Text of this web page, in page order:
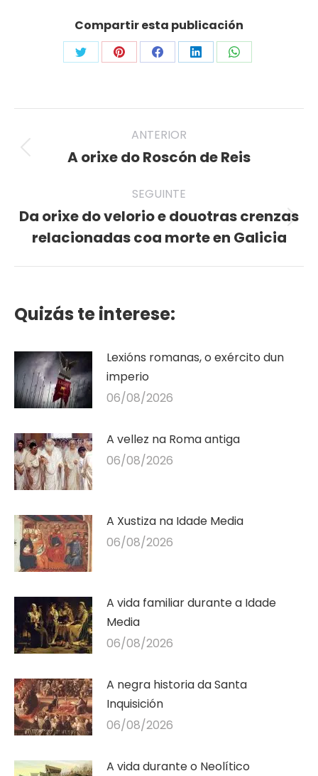
Compartir esta publicación
Share
Twitter
Share
Pinterest
Share
Facebook
Share
LinkedIn
Share
WhatsApp
navigation
ANTERIOR
Previous
A orixe do Roscón de Reis
SEGUINTE
Seguinte
publicación
Da orixe do velorio e douotras crenzas
relacionadas coa morte en Galicia
Quizás te interese:
Lexións romanas, o exército dun
imperio
06/08/2026
A vellez na Roma antiga
06/08/2026
A Xustiza na Idade Media
06/08/2026
A vida familiar durante a Idade
Media
06/08/2026
A negra historia da Santa
Inquisición
06/08/2026
A vida durante o Neolítico